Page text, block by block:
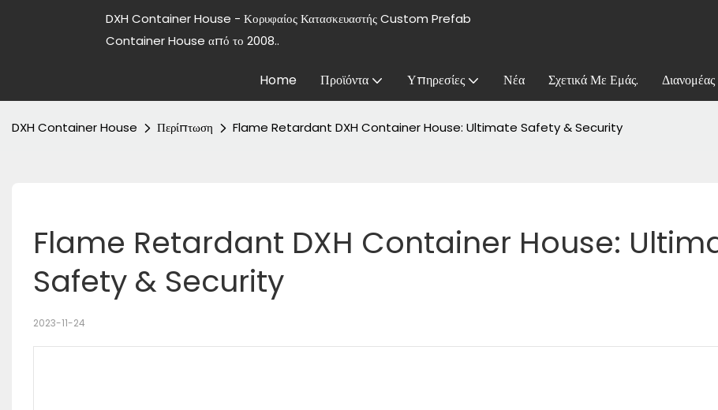
DXH Container House - Κορυφαίος Κατασκευαστής Custom Prefab
Container House από το 2008..
Home Προϊόντα Υπηρεσίες Νέα Σχετικά Με Εμάς. Διανομέας
DXH Container House Περίπτωση Flame Retardant DXH Container House: Ultimate Safety & Security
Flame Retardant DXH Container House:
Safety & Security
2023-11-24